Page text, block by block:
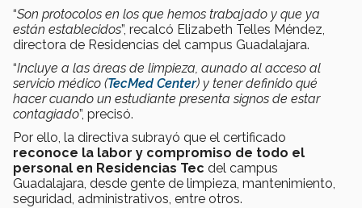
“Son protocolos en los que hemos trabajado y que ya
están establecidos”, recalcó Elizabeth Telles Méndez,
directora de Residencias del campus Guadalajara.
“Incluye a las áreas de limpieza, aunado al acceso al
servicio médico (TecMed Center) y tener definido qué
hacer cuando un estudiante presenta signos de estar
contagiado”, precisó.
Por ello, la directiva subrayó que el certificado
reconoce la labor y compromiso de todo el
personal en Residencias Tec del campus
Guadalajara, desde gente de limpieza, mantenimiento,
seguridad, administrativos, entre otros.